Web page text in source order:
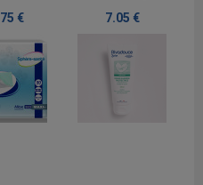
€ 7.05 €